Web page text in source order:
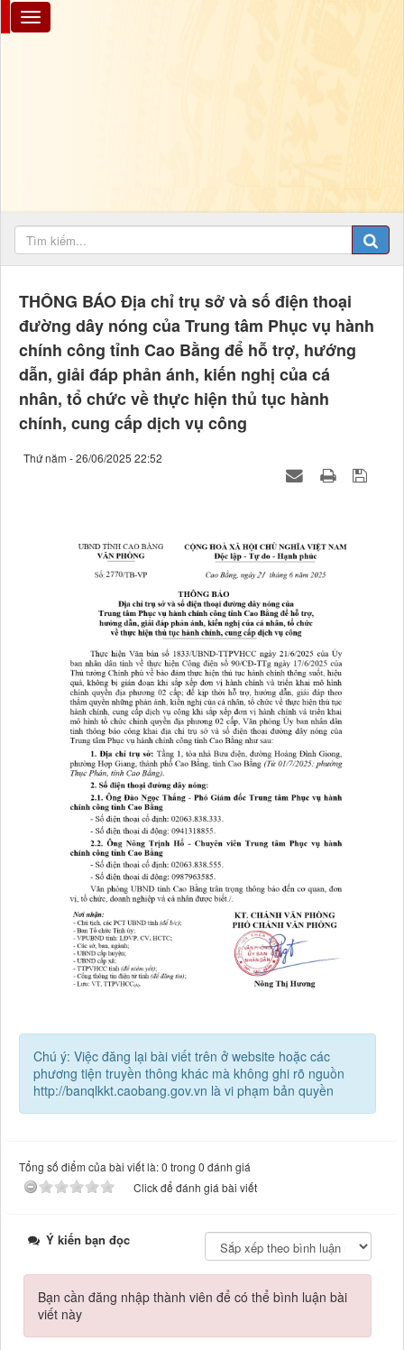
THÔNG BÁO Địa chỉ trụ sở và số điện thoại
đường dây nóng của Trung tâm Phục vụ hành
chính công tỉnh Cao Bằng để hỗ trợ, hướng
dẫn, giải đáp phản ánh, kiến nghị của cá
nhân, tổ chức về thực hiện thủ tục hành
chính, cung cấp dịch vụ công
Thứ năm - 26/06/2025 22:52
Chú ý: Việc đăng lại bài viết trên ở website hoặc các
phương tiện truyền thông khác mà không ghi rõ nguồn
http://banqlkkt.caobang.gov.vn là vi phạm bản quyền
Tổng số điểm của bài viết là: 0 trong 0 đánh giá
Click để đánh giá bài viết
Ý kiến bạn đọc
Bạn cần đăng nhập thành viên để có thể bình luận bài
viết này